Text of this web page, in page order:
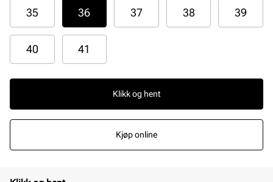
35 36 37 38 39
40 41
Klikk og hent
Kjøp online